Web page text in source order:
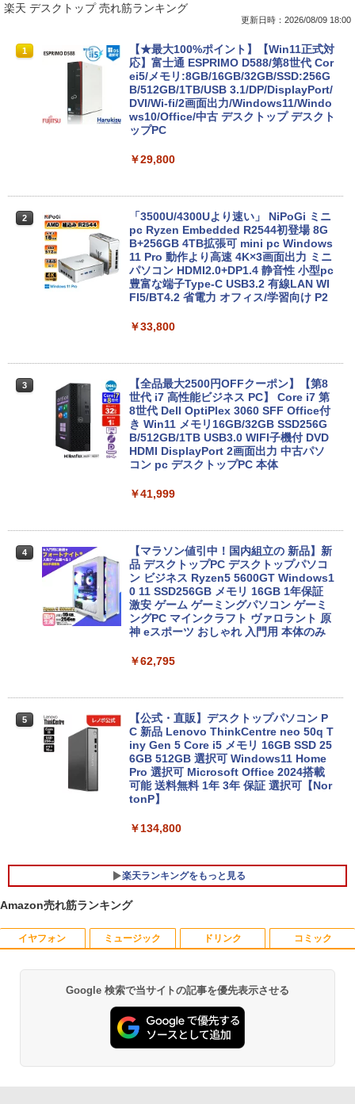
1
Amazon(アマゾン) タブレットPC New F
ire Max 11(2023年発売) グレー B0B2SD
8BVX ［11型 /Wi-Fiモデル /ストレージ：
64GB］ B0B2SD8BVX [振込不可]
￥19,980
付き/SSD 512GB メモリ16GB/Core i5
第8世代/ノートパソコン Windows11/お
まかせ パソコン/WIFI/激安パソコン/15.6
インチ 安い ノートPC
￥13,500
メラ 軽量 モバイル ビジネス 在宅勤務 学
生向け
￥19,800
C340-14IML Windows11 64bit タッチパ
ノートパソコン 中古 パソコン【30日保
証】
￥26,800
コンバック付き｜Windows11正式対応｜
インチ｜中古PC B5サイズ｜ノートパソ
コン 整備済み｜ノートパソコン
￥27,800
楽天 デスクトップ 売れ筋ランキング
更新日時：2026/08/09 18:00
1
【★最大100%ポイント】【Win11正式対
応】富士通 ESPRIMO D588/第8世代 Cor
ei5/メモリ:8GB/16GB/32GB/SSD:256G
B/512GB/1TB/USB 3.1/DP/DisplayPort/
DVI/Wi-fi/2画面出力/Windows11/Windo
ws10/Office/中古 デスクトップ デスクト
ップPC
￥29,800
2
「3500U/4300Uより速い」 NiPoGi ミニ
pc Ryzen Embedded R2544初登場 8G
B+256GB 4TB拡張可 mini pc Windows
11 Pro 動作より高速 4K×3画面出力 ミニ
パソコン HDMI2.0+DP1.4 静音性 小型pc
豊富な端子Type-C USB3.2 有線LAN WI
FI5/BT4.2 省電力 オフィス/学習向け P2
￥33,800
3
【全品最大2500円OFFクーポン】【第8
世代 i7 高性能ビジネス PC】 Core i7 第
8世代 Dell OptiPlex 3060 SFF Office付
き Win11 メモリ16GB/32GB SSD256G
B/512GB/1TB USB3.0 WIFI子機付 DVD
HDMI DisplayPort 2画面出力 中古パソ
コン pc デスクトップPC 本体
￥41,999
4
【マラソン値引中！国内組立の 新品】新
品 デスクトップPC デスクトップパソコ
ン ビジネス Ryzen5 5600GT Windows1
0 11 SSD256GB メモリ 16GB 1年保証
激安 ゲーム ゲーミングパソコン ゲーミ
ングPC マインクラフト ヴァロラント 原
神 eスポーツ おしゃれ 入門用 本体のみ
￥62,795
5
【公式・直販】デスクトップパソコン P
C 新品 Lenovo ThinkCentre neo 50q T
iny Gen 5 Core i5 メモリ 16GB SSD 25
6GB 512GB 選択可 Windows11 Home
Pro 選択可 Microsoft Office 2024搭載
可能 送料無料 1年 3年 保証 選択可【Nor
tonP】
￥134,800
楽天ランキングをもっと見る
1
【中古良品】【安心保証】Princeton 21.
WDE-22W / PTFBDE-22W ブラック/ ホ
ワイト色 スピーカー搭載 プリンストン
￥4,050
1
おしりたんていファイル（既刊15巻）
￥19,800
Amazon売れ筋ランキング
イヤフォン
Anker Soundcore P40i オフホワイト
￥7,990
ミュージック
BRUCE WAYNE feat. Flo Milli, ATL Jacob
[Explicit]
￥250
ドリンク
【Amazon.co.jp限定】 い・ろ・は・す 2L P
ET ラベルレス ×8本
￥1,112
コミック
薬屋のひとりごと 17巻 (デジタル版ビッグガ
ンガンコミックス)
￥770
Google 検索で当サイトの記事を優先表示させる